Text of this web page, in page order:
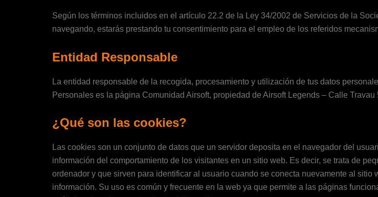
Según los términos incluidos en el artículo 22.2 de la Ley 34/2002 de Servicios de la
navegando, estarás prestando tu consentimiento para el empleo de los referidos
Entidad Responsable
La entidad responsable de la recogida, procesamiento y utilización de tus datos
Personales es la página Comunidad Airsoft, propiedad de Airsoft Legends – Calle
¿Qué son las cookies?
Las cookies son un conjunto de datos que un servidor deposita en el navegador del
información del comportamiento de los visitantes en un sitio web. Es decir, se trata de
ordenador y que sirven para identificar al usuario cuando se conecta nuevamente al
información. Su uso es común y frecuente en la web ya que permite a las páginas